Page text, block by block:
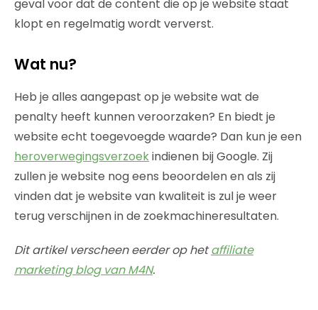
geval voor dat de content die op je website staat
klopt en regelmatig wordt ververst.
Wat nu?
Heb je alles aangepast op je website wat de
penalty heeft kunnen veroorzaken? En biedt je
website echt toegevoegde waarde? Dan kun je een
heroverwegingsverzoekindienen bij Google. Zij
zullen je website nog eens beoordelen en als zij
vinden dat je website van kwaliteit is zul je weer
terug verschijnen in de zoekmachineresultaten.
Dit artikel verscheen eerder op hetaffiliate
marketing blog van M4N.